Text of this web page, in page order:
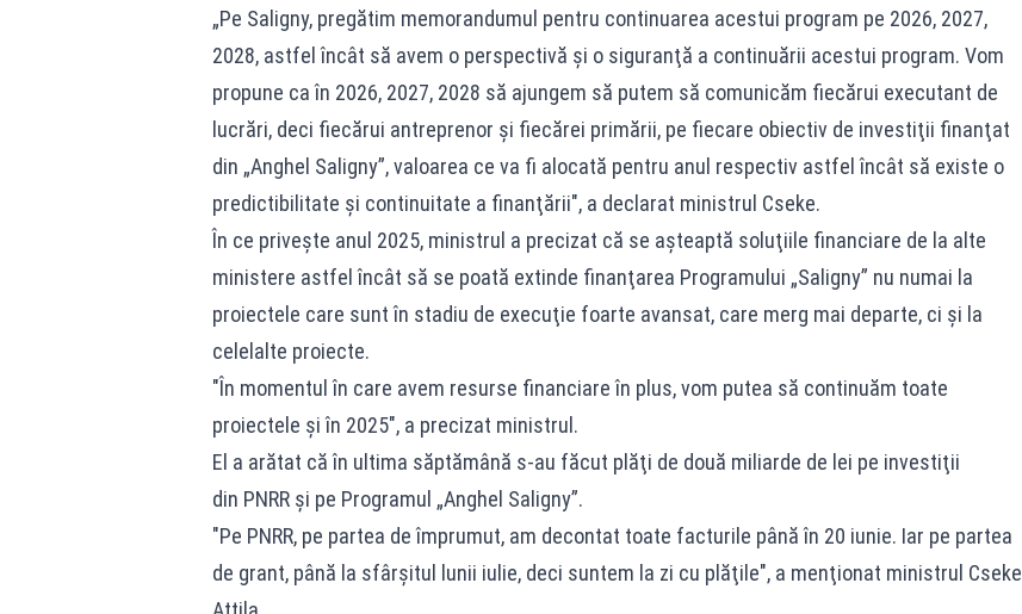
„Pe Saligny, pregătim memorandumul pentru continuarea acestui program pe 2026, 2027,
2028, astfel încât să avem o perspectivă şi o siguranţă a continuării acestui program. Vom
propune ca în 2026, 2027, 2028 să ajungem să putem să comunicăm fiecărui executant de
lucrări, deci fiecărui antreprenor şi fiecărei primării, pe fiecare obiectiv de investiţii finanţat
din „Anghel Saligny”, valoarea ce va fi alocată pentru anul respectiv astfel încât să existe o
predictibilitate şi continuitate a finanţării", a declarat ministrul Cseke.
În ce priveşte anul 2025, ministrul a precizat că se aşteaptă soluţiile financiare de la alte
ministere astfel încât să se poată extinde finanţarea Programului „Saligny” nu numai la
proiectele care sunt în stadiu de execuţie foarte avansat, care merg mai departe, ci şi la
celelalte proiecte.
"În momentul în care avem resurse financiare în plus, vom putea să continuăm toate
proiectele şi în 2025", a precizat ministrul.
El a arătat că în ultima săptămână s-au făcut plăţi de două miliarde de lei pe investiţii
din PNRR şi pe Programul „Anghel Saligny”.
"Pe PNRR, pe partea de împrumut, am decontat toate facturile până în 20 iunie. Iar pe partea
de grant, până la sfârşitul lunii iulie, deci suntem la zi cu plăţile", a menţionat ministrul Cseke